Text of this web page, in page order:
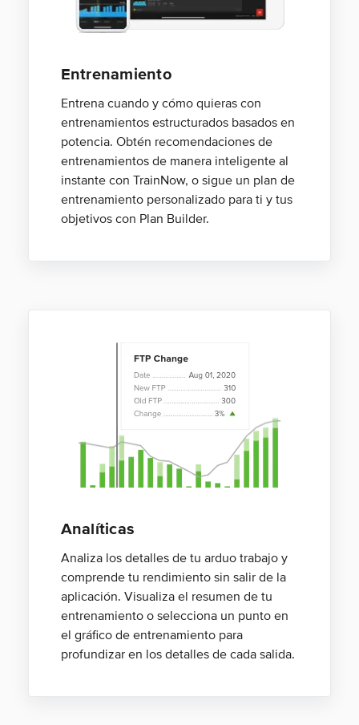
Entrenamiento
Entrena cuando y cómo quieras con
entrenamientos estructurados basados en
potencia. Obtén recomendaciones de
entrenamientos de manera inteligente al
instante con TrainNow, o sigue un plan de
entrenamiento personalizado para ti y tus
objetivos con Plan Builder.
Analíticas
Analiza los detalles de tu arduo trabajo y
comprende tu rendimiento sin salir de la
aplicación. Visualiza el resumen de tu
entrenamiento o selecciona un punto en
el gráfico de entrenamiento para
profundizar en los detalles de cada salida.